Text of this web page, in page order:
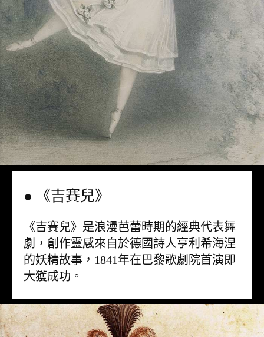
● 《吉賽兒》
《吉賽兒》是浪漫芭蕾時期的經典代表舞
劇，創作靈感來自於德國詩人亨利希海涅
的妖精故事，1841年在巴黎歌劇院首演即
大獲成功。